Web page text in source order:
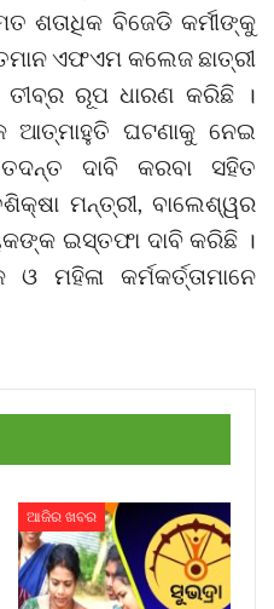
ଶତାଧିକ ବିଜେଡି କର୍ମୀଙ୍କୁ
ଏଫଏମ କଲେଜ ଛାତ୍ରୀ
ରୂପ ଧାରଣ କରିଛି ।
ଆତ୍ମାହୁତି ଘଟଣାକୁ ନେଇ
ଦାବି କରବା ସହିତ
ମନ୍ତ୍ରୀ, ବାଲେଶ୍ୱର
ଇସ୍ତଫା ଦାବି କରିଛି ।
କର୍ମକର୍ତ୍ତାମାନେ
ଆଜିର ଖବର